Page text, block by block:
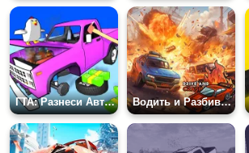
ГТА: Разнеси Авто в Щепки! Водить и Разбивать